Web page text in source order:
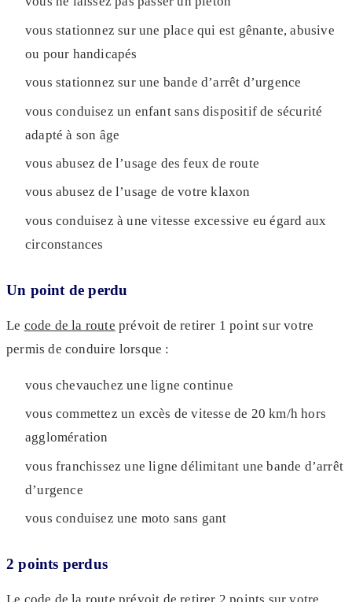
vous stationnez sur une place qui est gênante, abusive
ou pour handicapés
vous stationnez sur une bande d’arrêt d’urgence
vous conduisez un enfant sans dispositif de sécurité
adapté à son âge
vous abusez de l’usage des feux de route
vous abusez de l’usage de votre klaxon
vous conduisez à une vitesse excessive eu égard aux
circonstances
Un point de perdu
Le code de la route prévoit de retirer 1 point sur votre
permis de conduire lorsque :
vous chevauchez une ligne continue
vous commettez un excès de vitesse de 20 km/h hors
agglomération
vous franchissez une ligne délimitant une bande d’arrêt
d’urgence
vous conduisez une moto sans gant
2 points perdus